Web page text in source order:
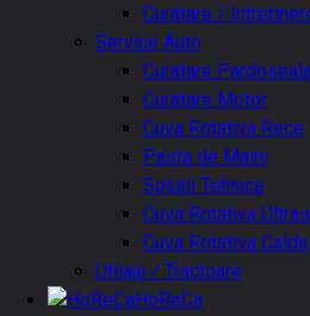
Curatare /
Service Auto
Curatare
Curatare Motor
Cuva Rotativa Rece
Pasta de Maini
Solutii Tehnice
Cuva Rotativa
Cuva Rotativa Calda
Utilaje / Tractoare
HoReCa